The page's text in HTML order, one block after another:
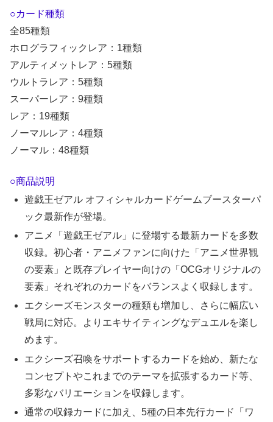
○カード種類
全85種類
ホログラフィックレア：1種類
アルティメットレア：5種類
ウルトラレア：5種類
スーパーレア：9種類
レア：19種類
ノーマルレア：4種類
ノーマル：48種類
○商品説明
遊戯王ゼアル オフィシャルカードゲームブースターパ
ック最新作が登場。
アニメ「遊戯王ゼアル」に登場する最新カードを多数
収録。初心者・アニメファンに向けた「アニメ世界観
の要素」と既存プレイヤー向けの「OCGオリジナルの
要素」それぞれのカードをバランスよく収録します。
エクシーズモンスターの種類も増加し、さらに幅広い
戦局に対応。よりエキサイティングなデュエルを楽し
めます。
エクシーズ召喚をサポートするカードを始め、新たな
コンセプトやこれまでのテーマを拡張するカード等、
多彩なバリエーションを収録します。
通常の収録カードに加え、5種の日本先行カード「ワ